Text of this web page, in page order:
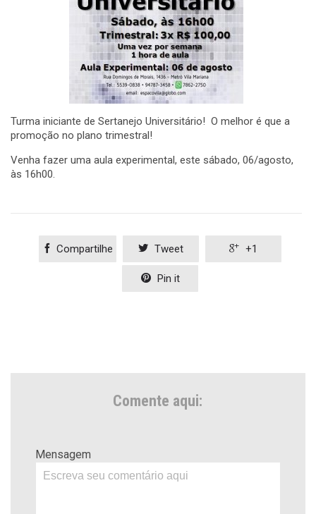
Turma iniciante de Sertanejo Universitário! O melhor é que a
promoção no plano trimestral!
Venha fazer uma aula experimental, este sábado, 06/agosto,
às 16h00.
 Compartilhe  Tweet  +1
 Pin it
Comente aqui:
Mensagem